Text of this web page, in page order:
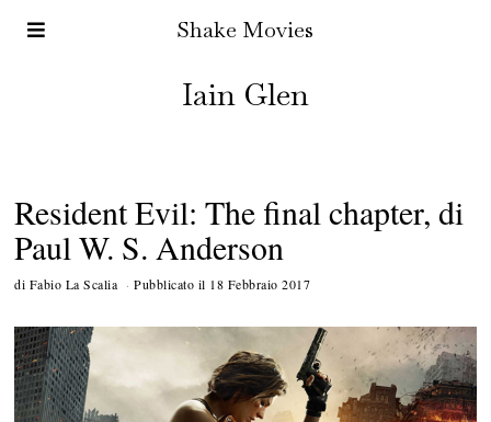
Shake Movies
Iain Glen
Resident Evil: The final chapter, di
Paul W. S. Anderson
di Fabio La Scalia Pubblicato il 18 Febbraio 2017